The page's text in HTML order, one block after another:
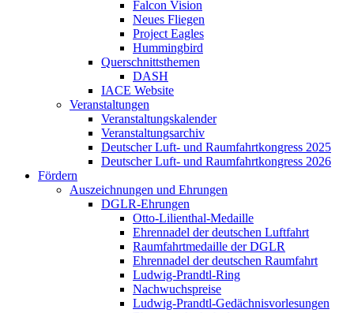
Falcon Vision
Neues Fliegen
Project Eagles
Hummingbird
Querschnittsthemen
DASH
IACE Website
Veranstaltungen
Veranstaltungskalender
Veranstaltungsarchiv
Deutscher Luft- und Raumfahrtkongress 2025
Deutscher Luft- und Raumfahrtkongress 2026
Fördern
Auszeichnungen und Ehrungen
DGLR-Ehrungen
Otto-Lilienthal-Medaille
Ehrennadel der deutschen Luftfahrt
Raumfahrtmedaille der DGLR
Ehrennadel der deutschen Raumfahrt
Ludwig-Prandtl-Ring
Nachwuchspreise
Ludwig-Prandtl-Gedächnisvorlesungen